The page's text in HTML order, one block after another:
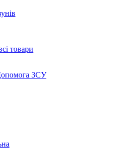
товари
ЗСУ